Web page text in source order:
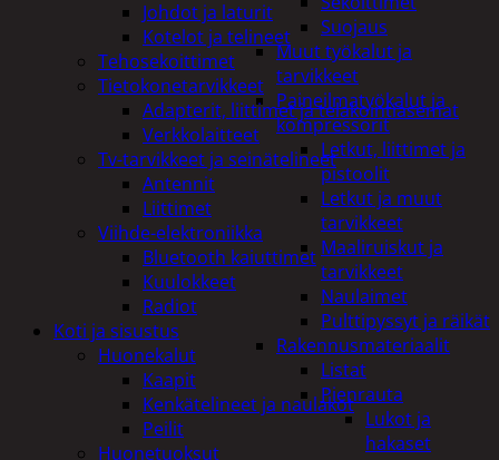
Suojaus
Muut työkalut ja
tarvikkeet
Paineilmatyökalut ja
kompressorit
Letkut, liittimet ja
pistoolit
Letkut ja muut
tarvikkeet
Maaliruiskut ja
tarvikkeet
Naulaimet
Pulttipyssyt ja räikät
Rakennusmateriaalit
Listat
Pienrauta
Lukot ja
hakaset
Johdot ja laturit
Kotelot ja telineet
Tehosekoittimet
Tietokonetarvikkeet
Adapterit, liittimet ja telakointiasemat
Verkkolaitteet
Tv-tarvikkeet ja seinätelineet
Antennit
Liittimet
Viihde-elektroniikka
Bluetooth kaiuttimet
Kuulokkeet
Radiot
Koti ja sisustus
Huonekalut
Kaapit
Kenkätelineet ja naulakot
Peilit
Huonetuoksut